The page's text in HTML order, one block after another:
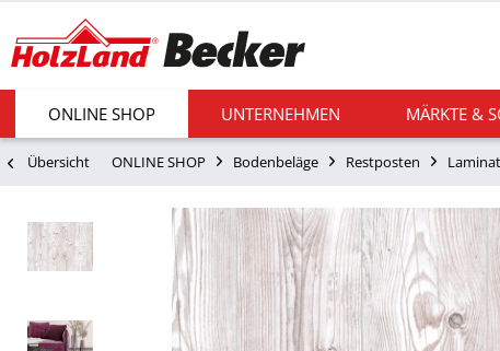
ONLINE SHOP UNTERNEHMEN MÄRKTE &
Übersicht ONLINE SHOP Bodenbeläge Restposten